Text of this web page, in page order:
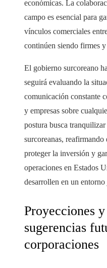
económicas. La
campo es esencial para
vínculos comerciales
continúen siendo firmes
El gobierno surcoreano
seguirá evaluando la
comunicación constante
y empresas sobre
postura busca
surcoreanas, reafirmando
proteger la inversión y
operaciones en Estados
desarrollen en un
Proyecciones y
sugerencias
corporaciones